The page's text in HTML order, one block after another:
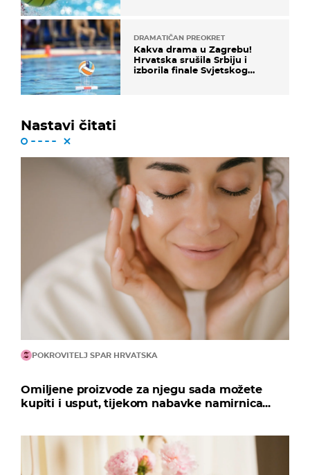
DRAMATIČAN PREOKRET
Kakva drama u Zagrebu!
Hrvatska srušila Srbiju i
izborila finale Svjetskog
Nastavi čitati
POKROVITELJ SPAR HRVATSKA
Omiljene proizvode za njegu sada možete
kupiti i usput, tijekom nabavke namirnica...